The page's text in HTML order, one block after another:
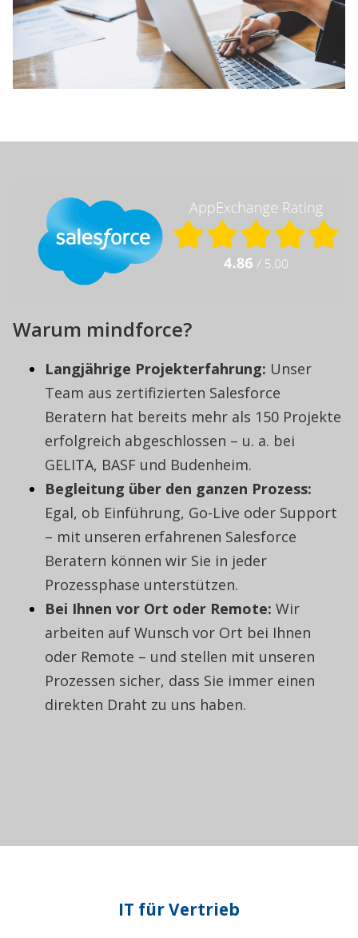
Warum mindforce?
Langjährige Projekterfahrung: Unser
Team aus zertifizierten Salesforce
Beratern hat bereits mehr als 150 Projekte
erfolgreich abgeschlossen – u. a. bei
GELITA, BASF und Budenheim.
Begleitung über den ganzen Prozess:
Egal, ob Einführung, Go-Live oder Support
– mit unseren erfahrenen Salesforce
Beratern können wir Sie in jeder
Prozessphase unterstützen.
Bei Ihnen vor Ort oder Remote: Wir
arbeiten auf Wunsch vor Ort bei Ihnen
oder Remote – und stellen mit unseren
Prozessen sicher, dass Sie immer einen
direkten Draht zu uns haben.
IT für Vertrieb